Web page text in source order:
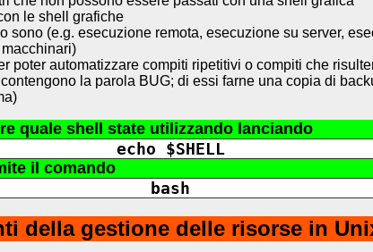
le shell grafiche
(e.g. esecuzione remota, esecuzione su server,
automatizzare compiti ripetitivi o compiti che
la parola BUG; di essi farne una copia di
quale shell state utilizzando lanciando
echo $SHELL
il comando
bash
della gestione delle risorse in